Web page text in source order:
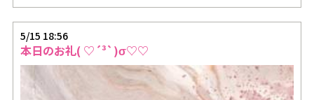
5/15 18:56
本日のお礼( ♡´³`)σ♡♡